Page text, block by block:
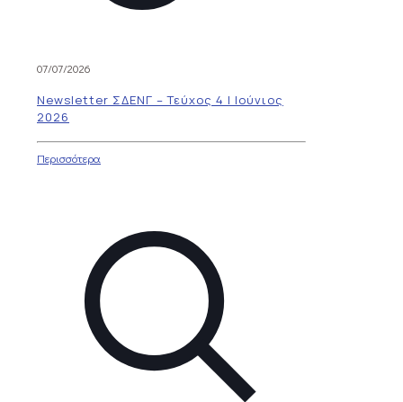
07/07/2026
Newsletter ΣΔΕΝΓ – Τεύχος 4 | Ιούνιος
2026
Περισσότερα